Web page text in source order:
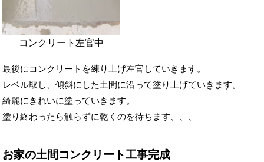
コンクリート左官中
最後にコンクリートを練り上げ左官していきます。
レベル取し、傾斜にした土間に沿って塗り上げていきます。
綺麗にきれいに塗っていきます。
塗り終わったら触らずに乾くのを待ちます、、、
お家の土間コンクリート工事完成